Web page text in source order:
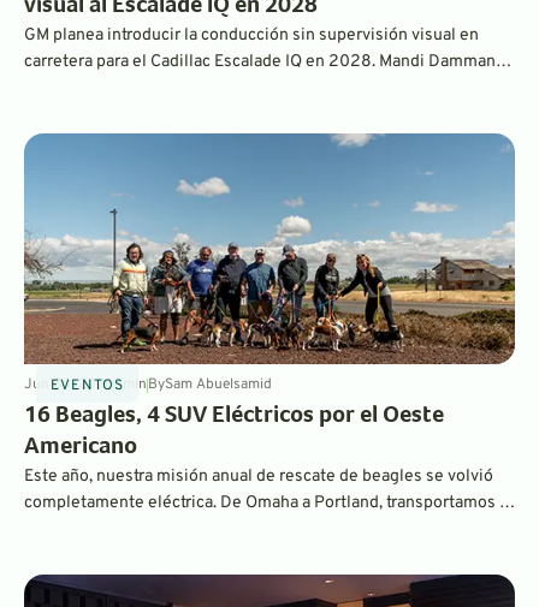
visual al Escalade IQ en 2028
GM planea introducir la conducción sin supervisión visual en
carretera para el Cadillac Escalade IQ en 2028. Mandi Damman
superpuestos, controles redundantes, una capacidad de
procesamiento más potente y un enfoque mucho más
exhaustivo en las pruebas.
EVENTOS
Jun 30, 20264 minBySam Abuelsamid
16 Beagles, 4 SUV Eléctricos por el Oeste
Americano
Este año, nuestra misión anual de rescate de beagles se volvió
completamente eléctrica. De Omaha a Portland, transportamos a